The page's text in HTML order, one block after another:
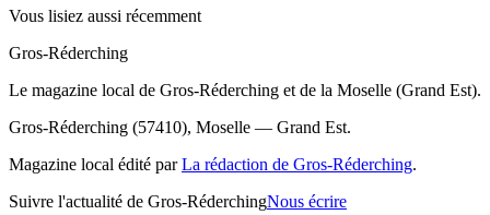
Vous lisiez aussi récemment
Gros-Réderching
Le magazine local de Gros-Réderching et de la Moselle (Grand Est).
Gros-Réderching (57410), Moselle — Grand Est.
Magazine local édité parLa rédaction de Gros-Réderching.
Suivre l'actualité de Gros-RéderchingNous écrire